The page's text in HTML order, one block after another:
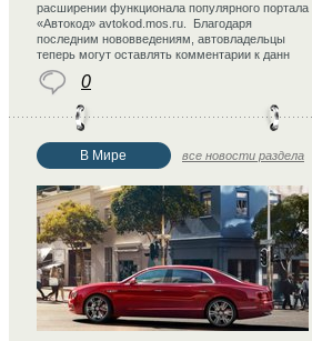
расширении функционала популярного портала
«Автокод» avtokod.mos.ru. Благодаря
последним нововведениям, автовладельцы
теперь могут оставлять комментарии к данн
0
В Мире все новости раздела